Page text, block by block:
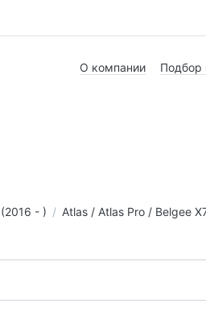
О компании Подбор
- ) Atlas / Atlas Pro / Belgee